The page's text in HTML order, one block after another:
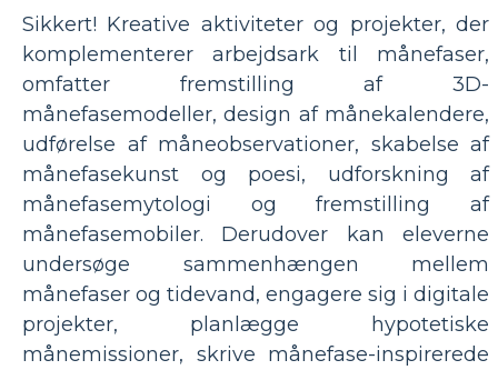
Sikkert! Kreative aktiviteter og projekter, der
komplementerer arbejdsark til månefaser,
omfatter fremstilling af 3D-
månefasemodeller, design af månekalendere,
udførelse af måneobservationer, skabelse af
månefasekunst og poesi, udforskning af
månefasemytologi og fremstilling af
månefasemobiler. Derudover kan eleverne
undersøge sammenhængen mellem
månefaser og tidevand, engagere sig i digitale
projekter, planlægge hypotetiske
månemissioner, skrive månefase-inspirerede